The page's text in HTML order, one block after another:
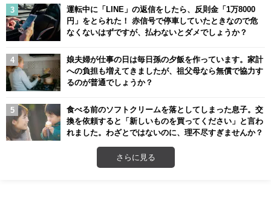
運転中に「LINE」の返信をしたら、反則金「1万8000
円」をとられた！ 赤信号で停車していたときなので危
なくないはずですが、払わないとダメでしょうか？
娘夫婦が仕事の日は毎日孫の夕飯を作っています。家計
への負担も増えてきましたが、祖父母なら無償で協力す
るのが普通でしょうか？
食べる前のソフトクリームを落としてしまった息子。交
換を依頼すると「新しいものを買ってください」と言わ
れました。わざとではないのに、理不尽すぎませんか？
さらに見る